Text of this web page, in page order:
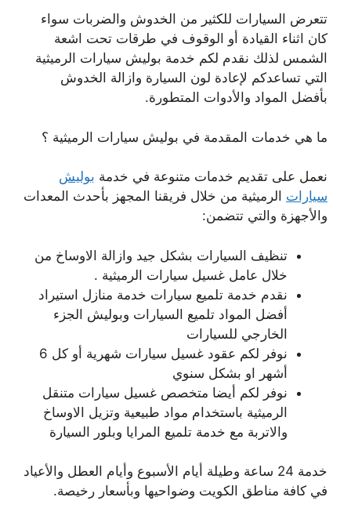
تتعرض السيارات للكثير من الخدوش والضربات سواء
كان اثناء القيادة أو الوقوف في طرقات تحت اشعة
الشمس لذلك نقدم لكم خدمة بوليش سيارات الرميثية
التي تساعدكم لإعادة لون السيارة وازالة الخدوش
بأفضل المواد والأدوات المتطورة.
ما هي خدمات المقدمة في بوليش سيارات الرميثية ؟
نعمل على تقديم خدمات متنوعة في خدمة بوليش
سيارات الرميثية من خلال فريقنا المجهز بأحدث المعدات
والأجهزة والتي تتضمن:
تنظيف السيارات بشكل جيد وازالة الاوساخ من
خلال عامل غسيل سيارات الرميثية .
نقدم خدمة تلميع سيارات خدمة منازل استيراد
أفضل المواد تلميع السيارات وبوليش الجزء
الخارجي للسيارات
نوفر لكم عقود غسيل سيارات شهرية أو كل 6
أشهر او بشكل سنوي
نوفر لكم أيضا متخصص غسيل سيارات متنقل
الرميثية باستخدام مواد طبيعية وتزيل الاوساخ
والاتربة مع خدمة تلميع المرايا وبلور السيارة
خدمة 24 ساعة وطيلة أيام الأسبوع وأيام العطل والأعياد
في كافة مناطق الكويت وضواحيها وبأسعار رخيصة.